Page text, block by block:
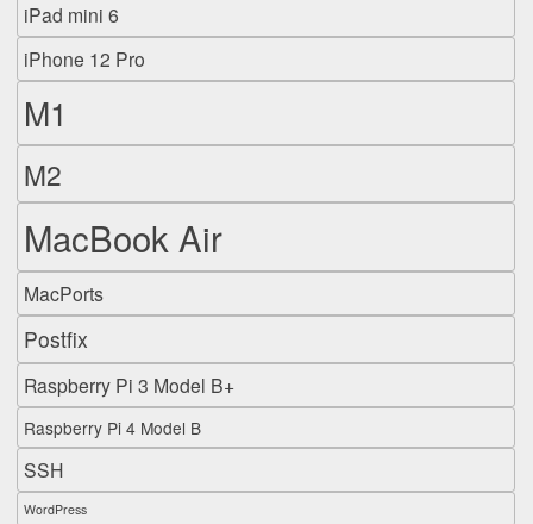
iPad mini 6
iPhone 12 Pro
M1
M2
MacBook Air
MacPorts
Postfix
Raspberry Pi 3 Model B+
Raspberry Pi 4 Model B
SSH
WordPress